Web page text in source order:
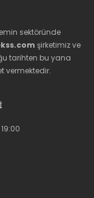
sektöründe
şirketimiz ve
tarihten bu yana
vermektedir.